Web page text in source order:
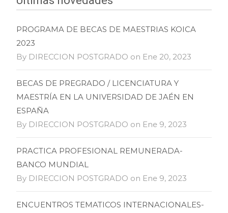
PROGRAMA DE BECAS DE MAESTRIAS KOICA
2023
By DIRECCION POSTGRADO on Ene 20, 2023
BECAS DE PREGRADO / LICENCIATURA Y
MAESTRÍA EN LA UNIVERSIDAD DE JAÉN EN
ESPAÑA
By DIRECCION POSTGRADO on Ene 9, 2023
PRACTICA PROFESIONAL REMUNERADA-
BANCO MUNDIAL
By DIRECCION POSTGRADO on Ene 9, 2023
ENCUENTROS TEMATICOS INTERNACIONALES-